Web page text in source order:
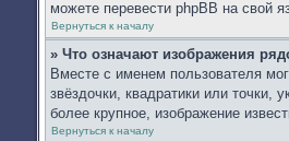
можете перевести phpBB на свой
Вернуться к началу
» Что означают изображения
Вместе с именем пользователя
звёздочки, квадратики или
более крупное, изображение
Вернуться к началу